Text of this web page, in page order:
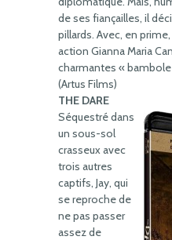
de ses fiançailles, il
pillards. Avec, en
action Gianna Maria
charmantes «
(Artus Films)
THE DARE
Séquestré dans
un sous-sol
crasseux avec
trois autres
captifs, Jay, qui
se reproche de
ne pas passer
assez de